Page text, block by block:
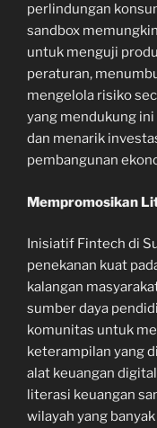
perlindungan
sandbox
untuk menguji
peraturan,
mengelola risiko
yang mendukung
dan menarik
pembangunan
Mempromosikan
Inisiatif Fintech di
penekanan kuat
kalangan
sumber daya
komunitas untuk
keterampilan yang
alat keuangan
literasi keuangan
wilayah yang